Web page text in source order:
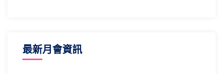
最新月會資訊